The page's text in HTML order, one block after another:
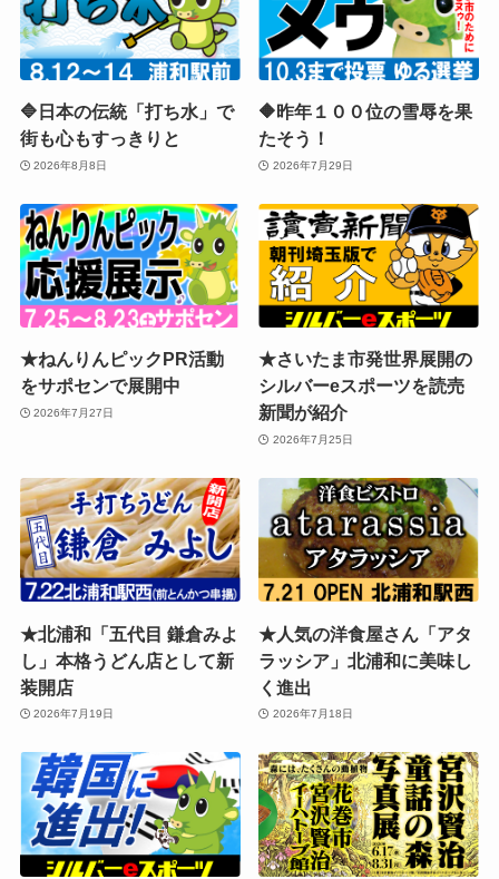
🔷日本の伝統「打ち水」で
街も心もすっきりと
2026年8月8日
🔶昨年１００位の雪辱を果
たそう！
2026年7月29日
★ねんりんピックPR活動
をサポセンで展開中
2026年7月27日
★さいたま市発世界展開の
シルバーeスポーツを読売
新聞が紹介
2026年7月25日
★北浦和「五代目 鎌倉みよ
し」本格うどん店として新
装開店
2026年7月19日
★人気の洋食屋さん「アタ
ラッシア」北浦和に美味し
く進出
2026年7月18日